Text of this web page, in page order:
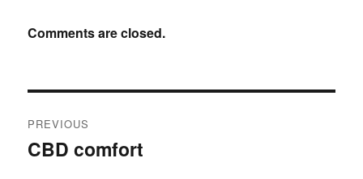
Comments are closed.
navigation
PREVIOUS
Previous
CBD comfort